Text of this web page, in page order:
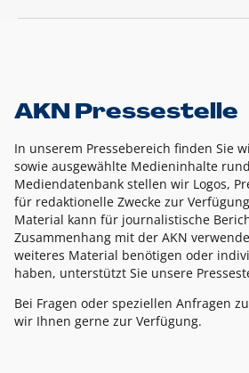
AKN Pressestelle
In unserem Pressebereich finden Sie
sowie ausgewählte Medieninhalte
Mediendatenbank stellen wir Logos,
für redaktionelle Zwecke zur
Material kann für journalistische
Zusammenhang mit der AKN
weiteres Material benötigen oder
haben, unterstützt Sie unsere
Bei Fragen oder speziellen Anfragen
wir Ihnen gerne zur Verfügung.